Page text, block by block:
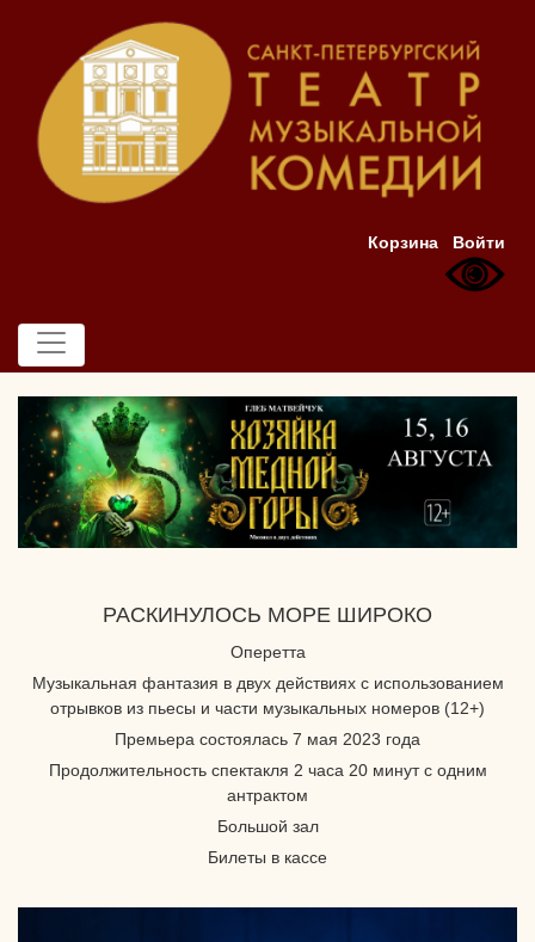
Корзина Войти
РАСКИНУЛОСЬ МОРЕ ШИРОКО
Оперетта
Музыкальная фантазия в двух действиях с использованием
отрывков из пьесы и части музыкальных номеров (12+)
Премьера состоялась 7 мая 2023 года
Продолжительность спектакля 2 часа 20 минут с одним
антрактом
Большой зал
Билеты в кассе